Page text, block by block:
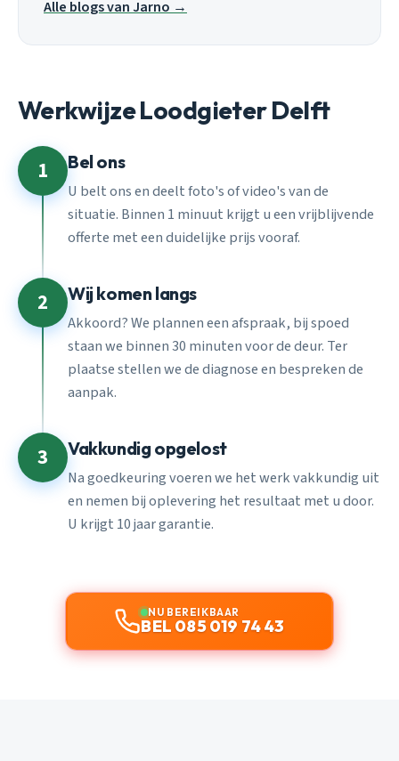
Alle blogs van Jarno →
Werkwijze Loodgieter Delft
1 Bel ons
U belt ons en deelt foto's of video's van de
situatie. Binnen 1 minuut krijgt u een vrijblijvende
offerte met een duidelijke prijs vooraf.
2 Wij komen langs
Akkoord? We plannen een afspraak, bij spoed
staan we binnen 30 minuten voor de deur. Ter
plaatse stellen we de diagnose en bespreken de
aanpak.
3 Vakkundig opgelost
Na goedkeuring voeren we het werk vakkundig uit
en nemen bij oplevering het resultaat met u door.
U krijgt 10 jaar garantie.
NU BEREIKBAAR
BEL 085 019 74 43